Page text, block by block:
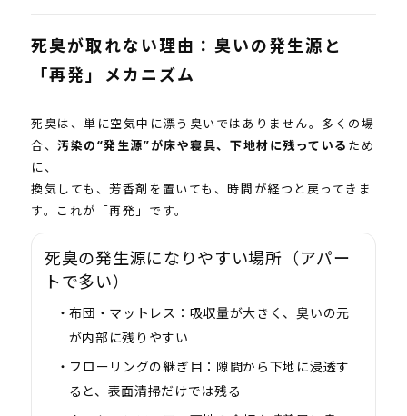
死臭が取れない理由：臭いの発生源と
「再発」メカニズム
死臭は、単に空気中に漂う臭いではありません。多くの場
合、汚染の“発生源”が床や寝具、下地材に残っている ため
に、
換気しても、芳香剤を置いても、時間が経つと戻ってきま
す。これが「再発」です。
死臭の発生源になりやすい場所（アパー
トで多い）
布団・マットレス： 吸収量が大きく、臭いの元
が内部に残りやすい
フローリングの継ぎ目： 隙間から下地に浸透す
ると、表面清掃だけでは残る